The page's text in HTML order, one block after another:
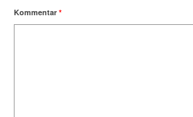
Kommentar *